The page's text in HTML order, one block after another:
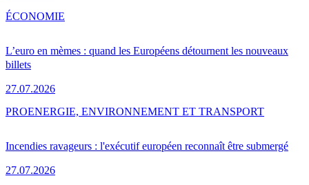
L’euro en mèmes : quand les Européens détournent les nouveaux
billets
27.07.2026
ÉCONOMIE
Incendies ravageurs : l'exécutif européen reconnaît être submergé
27.07.2026
PROENERGIE, ENVIRONNEMENT ET TRANSPORT